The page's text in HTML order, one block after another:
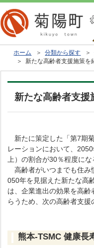
ホーム ＞分類から探す ＞
＞ 新たな高齢者支援施策を
新たな高齢者支援
新たに策定した「第7期
レーションにおいて、
上）の割合が30％程度に
高齢者がいつまでも住み
050年を見据えた新たな高
は、企業進出の効果を高
らうため、次の高齢者支援
熊本‐TSMC 健康長